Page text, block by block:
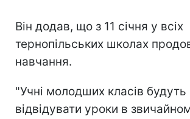
Він додав, що з 11 січня у всіх
тернопільських школах
навчання.
"Учні молодших класів будуть
відвідувати уроки в